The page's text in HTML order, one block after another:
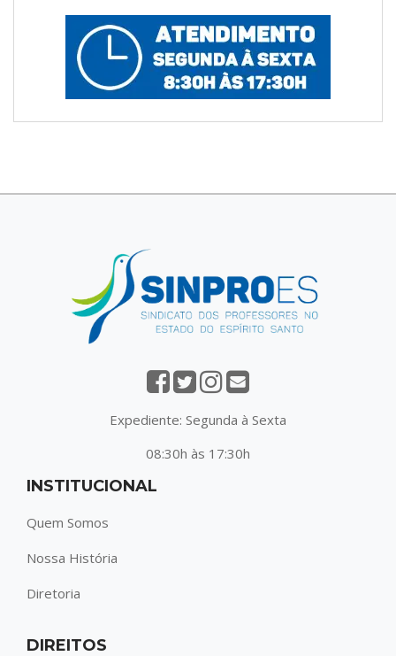
Expediente: Segunda à Sexta
08:30h às 17:30h
INSTITUCIONAL
Quem Somos
Nossa História
Diretoria
DIREITOS